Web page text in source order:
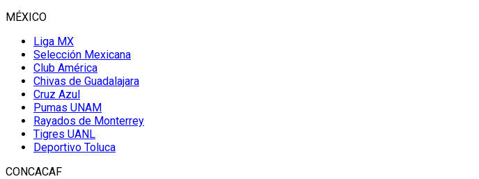
MÉXICO
Liga MX
Selección Mexicana
Club América
Chivas de Guadalajara
Cruz Azul
Pumas UNAM
Rayados de Monterrey
Tigres UANL
Deportivo Toluca
CONCACAF